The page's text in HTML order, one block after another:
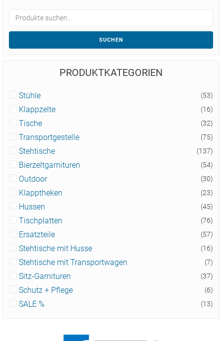
SUCHEN
PRODUKTKATEGORIEN
Stühle (53)
Klappzelte (16)
Tische (32)
Transportgestelle (75)
Stehtische (137)
Bierzeltgarnituren (54)
Outdoor (30)
Klapptheken (23)
Hussen (45)
Tischplatten (76)
Ersatzteile (57)
Stehtische mit Husse (16)
Stehtische mit Transportwagen (7)
Sitz-Garnituren (37)
Schutz + Pflege (6)
SALE % (13)